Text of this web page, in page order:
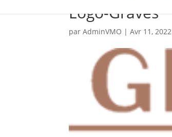
Logo-Graves
parAdminVMO |Avr 11, 2022